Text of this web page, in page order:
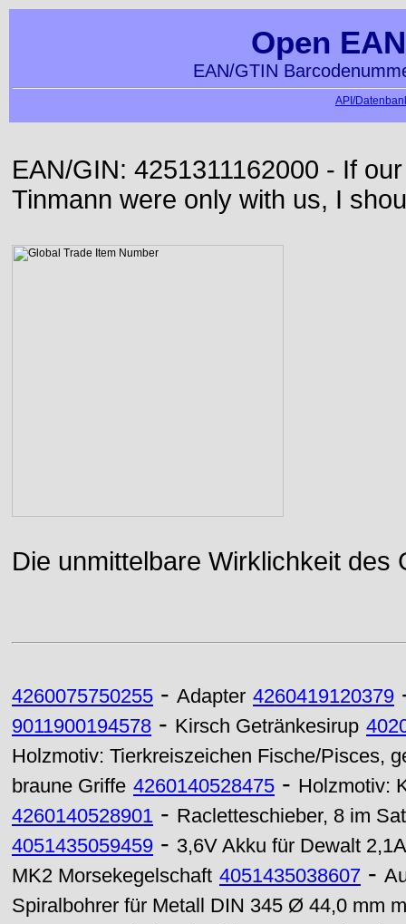
Open
EAN/GTIN
API/
EAN/GIN: 4251311162000 - If
Tinmann were only with us, I
Die unmittelbare Wirklichkeit des
4260075750255 - Adapter 4260419120379
9011900194578 - Kirsch Getränkesirup
Holzmotiv: Tierkreiszeichen Fische/Pisces,
braune Griffe 4260140528475 - Holzmotiv:
4260140528901 - Racletteschieber, 8 im
4051435059459 - 3,6V Akku für Dewalt
MK2 Morsekegelschaft 4051435038607 -
Spiralbohrer für Metall DIN 345 Ø 44,0 mm